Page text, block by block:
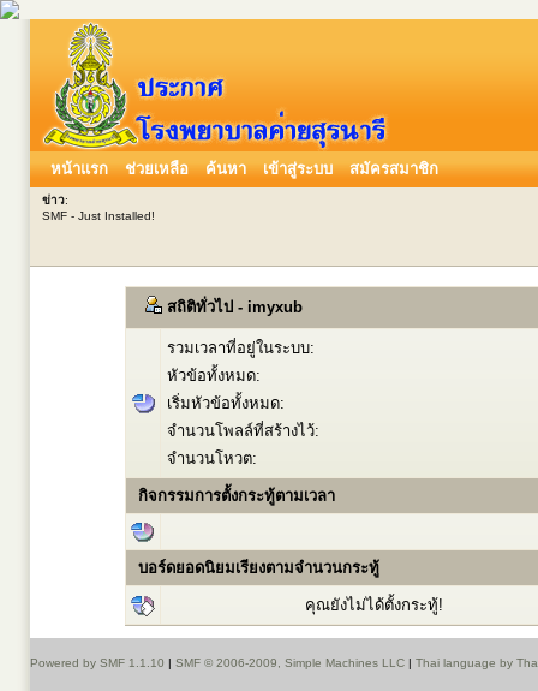
หน้าแรก ช่วยเหลือ ค้นหา เข้าสู่ระบบ สมัครสมาชิก
ข่าว:
SMF - Just Installed!
สถิติทั่วไป - imyxub
รวมเวลาที่อยู่ในระบบ:
หัวข้อทั้งหมด:
เริ่มหัวข้อทั้งหมด:
จำนวนโพลล์ที่สร้างไว้:
จำนวนโหวต:
กิจกรรมการตั้งกระทู้ตามเวลา
บอร์ดยอดนิยมเรียงตามจำนวนกระทู้
คุณยังไม่ได้ตั้งกระทู้!
Powered by SMF 1.1.10 | SMF © 2006-2009, Simple Machines LLC | Thai language by